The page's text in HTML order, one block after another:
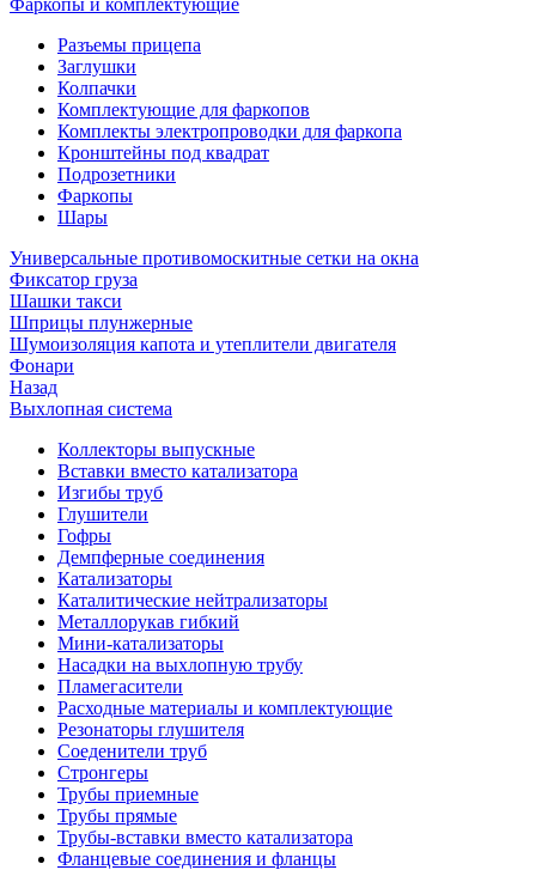
Фаркопы и комплектующие
Разъемы прицепа
Заглушки
Колпачки
Комплектующие для фаркопов
Комплекты электропроводки для фаркопа
Кронштейны под квадрат
Подрозетники
Фаркопы
Шары
Универсальные противомоскитные сетки на окна
Фиксатор груза
Шашки такси
Шприцы плунжерные
Шумоизоляция капота и утеплители двигателя
Фонари
Назад
Выхлопная система
Коллекторы выпускные
Вставки вместо катализатора
Изгибы труб
Глушители
Гофры
Демпферные соединения
Катализаторы
Каталитические нейтрализаторы
Металлорукав гибкий
Мини-катализаторы
Насадки на выхлопную трубу
Пламегасители
Расходные материалы и комплектующие
Резонаторы глушителя
Соеденители труб
Стронгеры
Трубы приемные
Трубы прямые
Трубы-вставки вместо катализатора
Фланцевые соединения и фланцы